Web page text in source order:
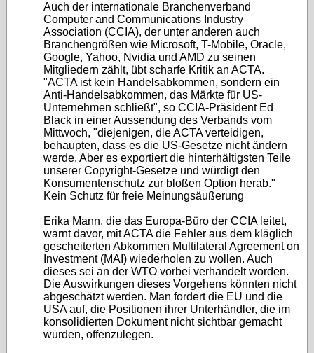
Auch der internationale Branchenverband
Computer and Communications Industry
Association (CCIA), der unter anderen auch
Branchengrößen wie Microsoft, T-Mobile, Oracle,
Google, Yahoo, Nvidia und AMD zu seinen
Mitgliedern zählt, übt scharfe Kritik an ACTA.
"ACTA ist kein Handelsabkommen, sondern ein
Anti-Handelsabkommen, das Märkte für US-
Unternehmen schließt", so CCIA-Präsident Ed
Black in einer Aussendung des Verbands vom
Mittwoch, "diejenigen, die ACTA verteidigen,
behaupten, dass es die US-Gesetze nicht ändern
werde. Aber es exportiert die hinterhältigsten Teile
unserer Copyright-Gesetze und würdigt den
Konsumentenschutz zur bloßen Option herab."
Kein Schutz für freie Meinungsäußerung
Erika Mann, die das Europa-Büro der CCIA leitet,
warnt davor, mit ACTA die Fehler aus dem kläglich
gescheiterten Abkommen Multilateral Agreement on
Investment (MAI) wiederholen zu wollen. Auch
dieses sei an der WTO vorbei verhandelt worden.
Die Auswirkungen dieses Vorgehens könnten nicht
abgeschätzt werden. Man fordert die EU und die
USA auf, die Positionen ihrer Unterhändler, die im
konsolidierten Dokument nicht sichtbar gemacht
wurden, offenzulegen.